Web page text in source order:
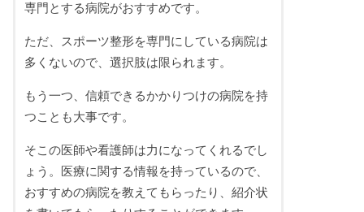
専門とする病院がおすすめです。
ただ、スポーツ整形を専門にしている病院は
多くないので、選択肢は限られます。
もう一つ、信頼できるかかりつけの病院を持
つことも大事です。
そこの医師や看護師は力になってくれるでし
ょう。医療に関する情報を持っているので、
おすすめの病院を教えてもらったり、紹介状